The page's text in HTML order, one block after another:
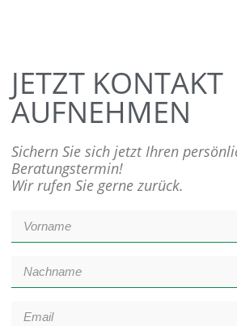
JETZT KONTAKT
AUFNEHMEN
Sichern Sie sich jetzt Ihren
Beratungstermin!
Wir rufen Sie gerne zurück.